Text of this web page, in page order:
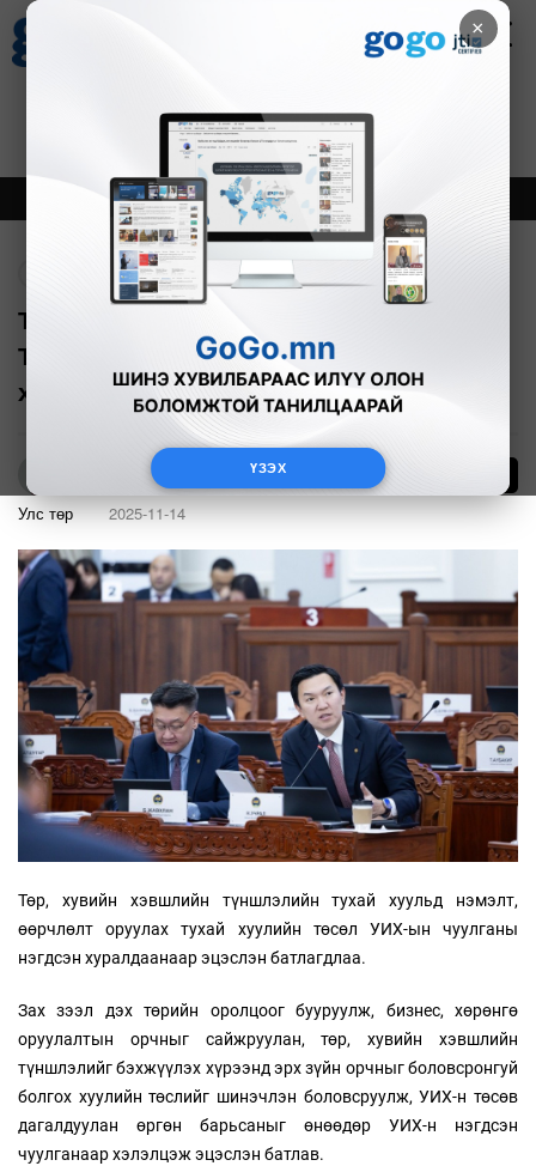
×
ҮЗЭХ
Зурхай
8.09
Онцлох Шинэ
Төрийн үйлчилгээний зарим төслийг
ТЭЗҮ шаардахгүй, түншлэлээр
хэрэгжүүлнэ
Б.Нямдарь
Улс төр 2025-11-14
Төр, хувийн хэвшлийн түншлэлийн тухай хуульд нэмэлт,
өөрчлөлт оруулах тухай хуулийн төсөл УИХ-ын чуулганы
нэгдсэн хуралдаанаар эцэслэн батлагдлаа.
Зах зээл дэх төрийн оролцоог бууруулж, бизнес, хөрөнгө
оруулалтын орчныг сайжруулан, төр, хувийн хэвшлийн
түншлэлийг бэхжүүлэх хүрээнд эрх зүйн орчныг боловсронгуй
болгох хуулийн төслийг шинэчлэн боловсруулж, УИХ-н төсөв
дагалдуулан өргөн барьсаныг өнөөдөр УИХ-н нэгдсэн
чуулганаар хэлэлцэж эцэслэн батлав.